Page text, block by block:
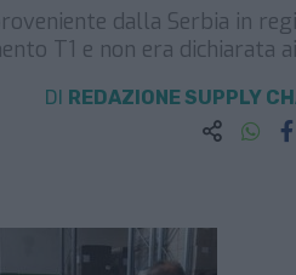
dalla Serbia in
T1 e non era dichiarata
DI REDAZIONE SUPPLY